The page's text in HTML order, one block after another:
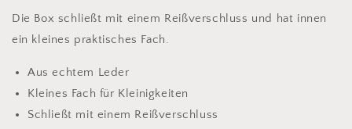
Die Box schließt mit einem Reißverschluss und hat innen
ein kleines praktisches Fach.
Aus echtem Leder
Kleines Fach für Kleinigkeiten
Schließt mit einem Reißverschluss